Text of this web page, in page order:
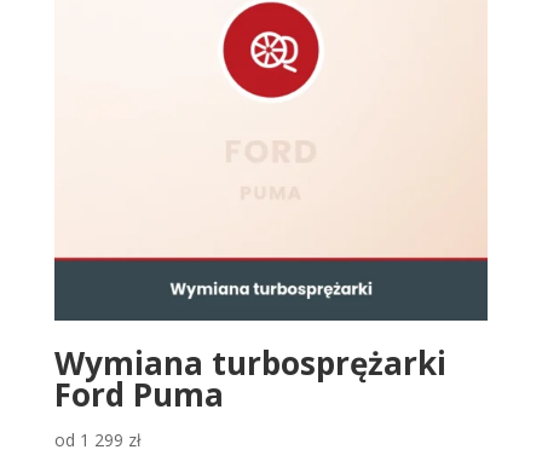
Wymiana turbosprężarki
Ford Puma
od 1 299 zł